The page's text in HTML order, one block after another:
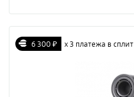
6 300 ₽ х 3 платежа в сплит